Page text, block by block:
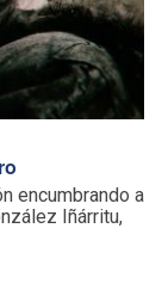
encumbrando a
Iñárritu,